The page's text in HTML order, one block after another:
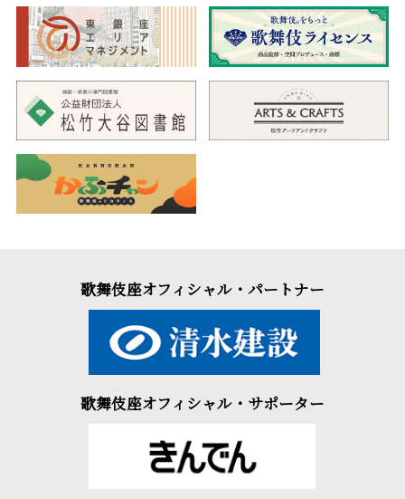
歌舞伎座オフィシャル・パートナー
歌舞伎座オフィシャル・サポーター